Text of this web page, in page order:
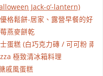
Jack-o’-lantern)
格鬆餅-居家、露營早餐的好幫
燕麥餅乾
蛋糕 (白巧克力磚 / 可可粉 兩
極致清冰箱料理
戚風蛋糕